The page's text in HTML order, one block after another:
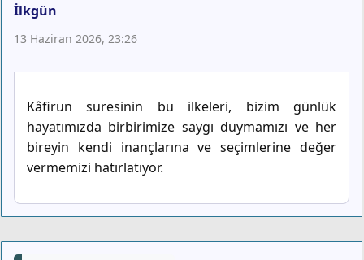
İlkgün
13 Haziran 2026, 23:26
Kâfirun suresinin bu ilkeleri, bizim günlük
hayatımızda birbirimize saygı duymamızı ve her
bireyin kendi inançlarına ve seçimlerine değer
vermemizi hatırlatıyor.